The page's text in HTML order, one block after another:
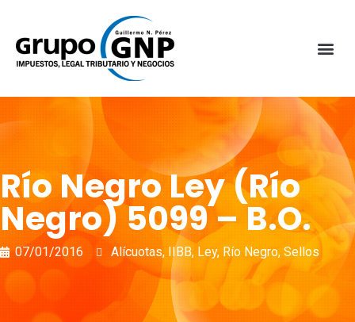
Río Negro Ley (Río
Negro) 5099 – B.O.
07/01/2016 Alícuotas,IIBB, Ley, Río Negro, Sellos